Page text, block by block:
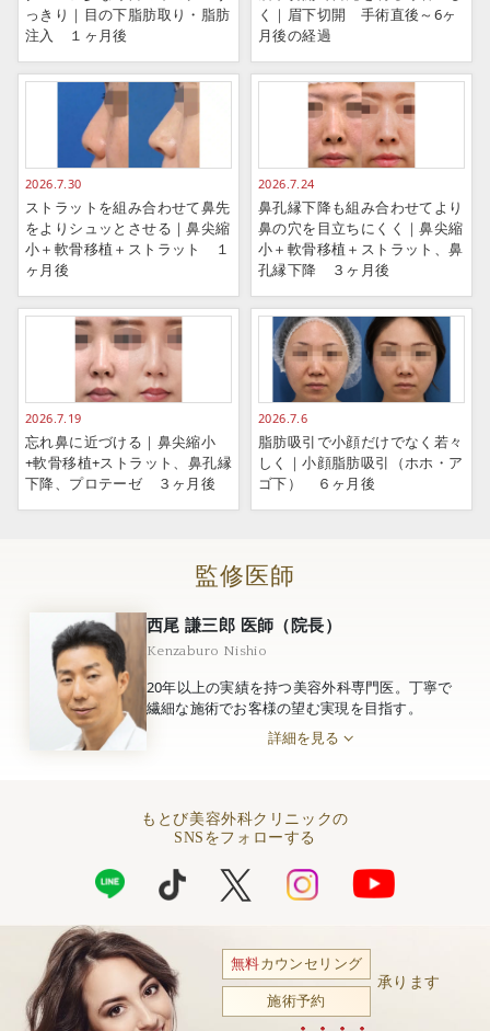
っきり｜目の下脂肪取り・脂肪
注入 １ヶ月後
く｜眉下切開 手術直後～6ヶ
月後の経過
2026.7.30
ストラットを組み合わせて鼻先
をよりシュッとさせる｜鼻尖縮
小＋軟骨移植＋ストラット １
ヶ月後
2026.7.24
鼻孔縁下降も組み合わせてより
鼻の穴を目立ちにくく｜鼻尖縮
小＋軟骨移植＋ストラット、鼻
孔縁下降 ３ヶ月後
2026.7.19
忘れ鼻に近づける｜鼻尖縮小
+軟骨移植+ストラット、鼻孔縁
下降、プロテーゼ ３ヶ月後
2026.7.6
脂肪吸引で小顔だけでなく若々
しく｜小顔脂肪吸引（ホホ・ア
ゴ下） ６ヶ月後
監修医師
西尾 謙三郎 医師（院長）
Kenzaburo Nishio
20年以上の実績を持つ美容外科専門医。丁寧で
繊細な施術でお客様の望む実現を目指す。
詳細を見る
もとび美容外科クリニックの
SNSをフォローする
無料カウンセリング
施術予約
承ります